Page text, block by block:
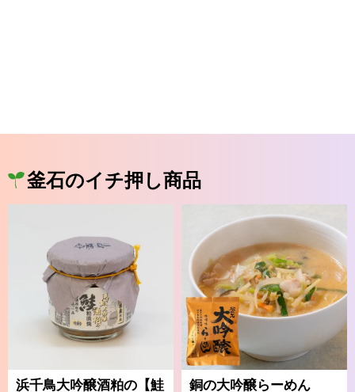
釜石のイチ押し商品
浜千鳥大吟醸酒粕の【鮭 銅の大吟醸らーめん